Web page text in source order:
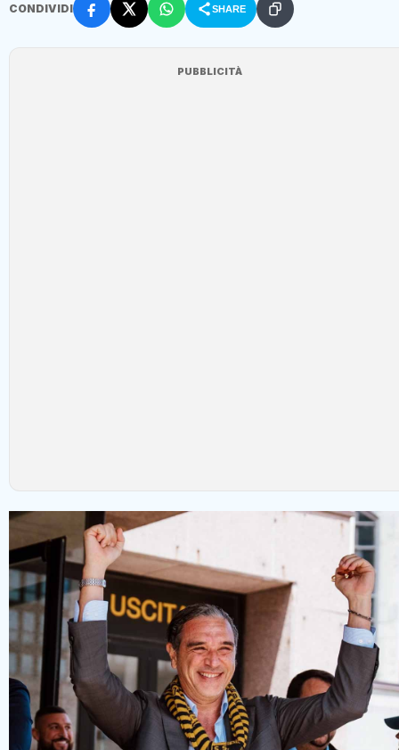
CONDIVIDI SHARE
PUBBLICITÀ